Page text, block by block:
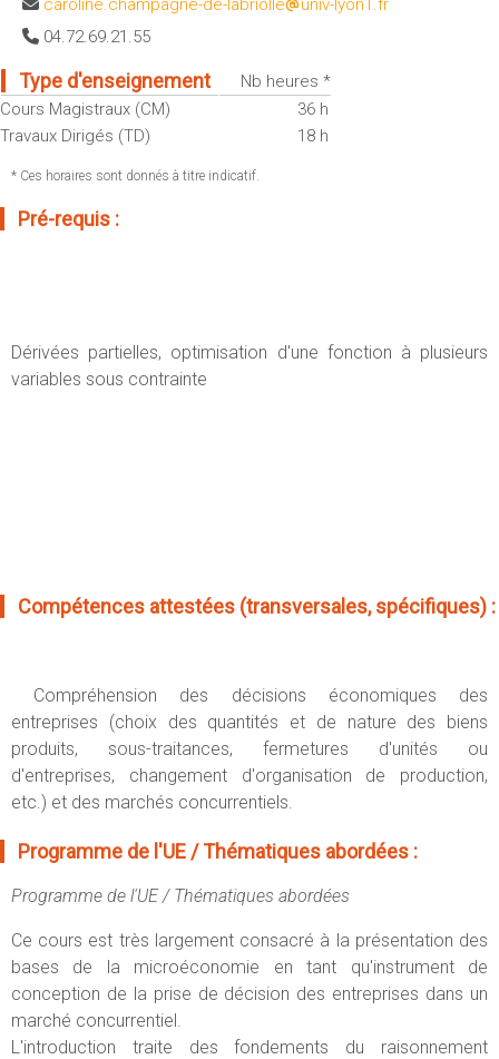
Sportives)
UFR FS (Chimie, Mathématique, Physique)
UFR Biosciences (Biologie, Biochimie)
GEP (Génie Electrique des Procédés - Département composante)
Informatique (Département Composante)
Mécanique (Département composante)
Fermer
OUTILS
Intranet des personnels
Moodle
Emploi du temps
Stage et emploi
caroline.champagne-de-labriolle
univ-lyon1.fr
04.72.69.21.55
Type d'enseignement
Nb heures *
Cours Magistraux (CM)
36 h
Travaux Dirigés (TD)
18 h
* Ces horaires sont donnés à titre indicatif.
Pré-requis :
Dérivées partielles, optimisation d'une fonction à plusieurs
variables sous contrainte
Compétences attestées (transversales, spécifiques) :
Compréhension des décisions économiques des
entreprises (choix des quantités et de nature des biens
produits, sous-traitances, fermetures d'unités ou
d'entreprises, changement d'organisation de production,
etc.) et des marchés concurrentiels.
Programme de l'UE / Thématiques abordées :
Programme de l'UE / Thématiques abordées
Ce cours est très largement consacré à la présentation des
bases de la microéconomie en tant qu'instrument de
conception de la prise de décision des entreprises dans un
marché concurrentiel.
L'introduction traite des fondements du raisonnement